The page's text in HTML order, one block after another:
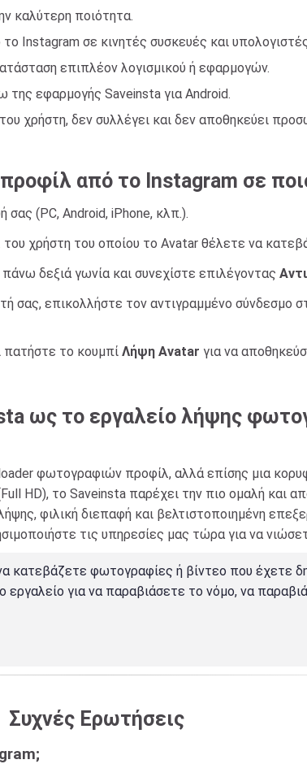
καλύτερη ποιότητα.
Instagram σε κινητές συσκευές και
επιπλέον λογισμικού ή εφαρμογών.
της εφαρμογής Saveinsta για Android.
χρήστη, δεν συλλέγει και δεν αποθηκεύει
από το Instagram σε
(PC, Android, iPhone, κλπ.).
χρήστη του οποίου το Avatar θέλετε να
δεξιά γωνία και συνεχίστε επιλέγοντας
σας, επικολλήστε τον αντιγραμμένο σύνδεσμο
πατήστε το κουμπί Λήψη Avatar για να
ως το εργαλείο λήψης
φωτογραφιών προφίλ, αλλά επίσης μια
HD), το Saveinsta παρέχει την πιο ομαλή και
φιλική διεπαφή και βελτιστοποιημένη
τις υπηρεσίες μας τώρα για να
κατεβάζετε φωτογραφίες ή βίντεο που έχετε
για να παραβιάσετε το νόμο, να
Συχνές Ερωτήσεις